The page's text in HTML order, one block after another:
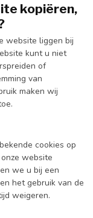
kopiëren,
website liggen bij
kunt u niet
of
van
maken wij
cookies op
website
we u bij een
het gebruik van de
weigeren.